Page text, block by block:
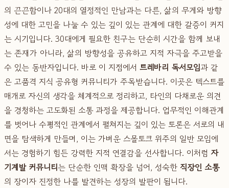
의 끈끈함이나 20대의 열정적인 만남과는 다른, 삶의 무게와 방향
성에 대한 고민을 나눌 수 있는 깊이 있는 관계에 대한 갈증이 커지
는 시기입니다. 30대에게 필요한 친구는 단순히 시간을 함께 보내
는 존재가 아니라, 삶의 방향성을 공유하고 지적 자극을 주고받을
수 있는 동반자입니다. 바로 이 지점에서 트레바리 독서모임과 같
은 고품격 지식 공유형 커뮤니티가 주목받습니다. 이곳은 텍스트를
매개로 자신의 생각을 체계적으로 정리하고, 타인의 다채로운 의견
을 경청하는 고도화된 소통 과정을 제공합니다. 업무적인 이해관계
를 벗어나 수평적인 관계에서 펼쳐지는 깊이 있는 토론은 서로의 내
면을 탐색하게 만들며, 이는 가벼운 스몰토크 위주의 일반 모임에
서는 경험하기 힘든 강력한 지적 연결감을 선사합니다. 이처럼 자
기계발 커뮤니티는 단순한 인맥 확장을 넘어, 성숙한 직장인 소통
의 장이자 진정한 나를 발견하는 성장의 발판이 됩니다.